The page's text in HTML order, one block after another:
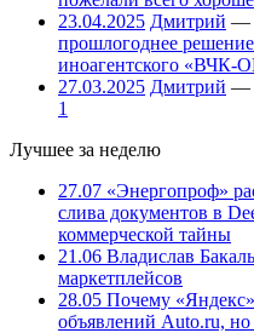
23.04.2025 Дмитрий —
прошлогоднее
иноагентского «ВЧК-
27.03.2025 Дмитрий —
1
Лучшее за неделю
27.07 «Энергопроф»
слива документов в
коммерческой тайны
21.06 Владислав
маркетплейсов
28.05 Почему
объявлений Auto.ru, но